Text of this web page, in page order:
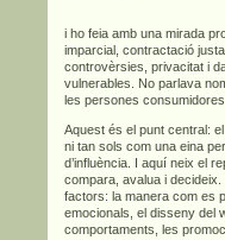
i ho feia amb una mirada
imparcial, contractació
controvèrsies, privacitat i
vulnerables. No parlava
les persones consumidores.
Aquest és el punt central:
ni tan sols com una eina
d’influència. I aquí neix el
compara, avalua i
factors: la manera com es
emocionals, el disseny del
comportaments, les